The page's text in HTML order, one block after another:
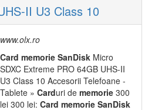
II U3 Class 10
www.olx.ro
Card memorie SanDisk Micro
SDXC Extreme PRO 64GB UHS-II
U3 Class 10 Accesorii Telefoane -
Tablete » Carduri de memorie 300
lei 300 lei: Card memorie SanDisk